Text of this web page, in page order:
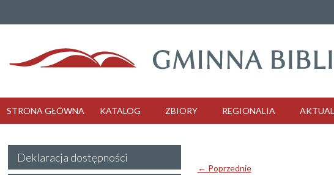
STRONA GŁÓWNA KATALOG ZBIORY REGIONALIA
← Poprzednie
Deklaracja dostępności